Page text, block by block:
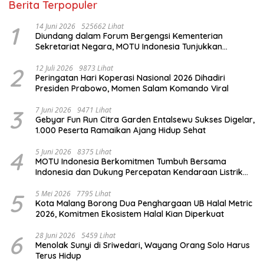
Berita Terpopuler
1 14 Juni 2026 525662 Lihat
Diundang dalam Forum Bergengsi Kementerian
Sekretariat Negara, MOTU Indonesia Tunjukkan
2 12 Juli 2026 9873 Lihat
Peringatan Hari Koperasi Nasional 2026 Dihadiri
Presiden Prabowo, Momen Salam Komando Viral
3 7 Juni 2026 9471 Lihat
Gebyar Fun Run Citra Garden Entalsewu Sukses Digelar,
1.000 Peserta Ramaikan Ajang Hidup Sehat
4 5 Juni 2026 8375 Lihat
MOTU Indonesia Berkomitmen Tumbuh Bersama
Indonesia dan Dukung Percepatan Kendaraan Listrik
5 5 Mei 2026 7795 Lihat
Kota Malang Borong Dua Penghargaan UB Halal Metric
2026, Komitmen Ekosistem Halal Kian Diperkuat
6 28 Juni 2026 5459 Lihat
Menolak Sunyi di Sriwedari, Wayang Orang Solo Harus
Terus Hidup